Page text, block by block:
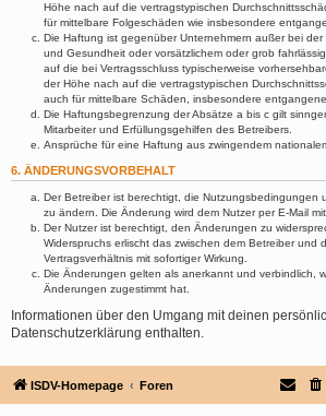
Höhe nach auf die vertragstypischen
für mittelbare Folgeschäden wie insbesondere
Die Haftung ist gegenüber Unternehmern außer bei
und Gesundheit oder vorsätzlichem oder grob
auf die bei Vertragsschluss typischerweise
der Höhe nach auf die vertragstypischen
auch für mittelbare Schäden, insbesondere
Die Haftungsbegrenzung der Absätze a bis c gilt
Mitarbeiter und Erfüllungsgehilfen des Betreibers.
Ansprüche für eine Haftung aus zwingendem
6. ÄNDERUNGSVORBEHALT
Der Betreiber ist berechtigt, die Nutzungsbedingungen
zu ändern. Die Änderung wird dem Nutzer per E-Mail
Der Nutzer ist berechtigt, den Änderungen zu
Widerspruchs erlischt das zwischen dem Betreiber und
Vertragsverhältnis mit sofortiger Wirkung.
Die Änderungen gelten als anerkannt und verbindlich,
Änderungen zugestimmt hat.
Informationen über den Umgang mit deinen
Datenschutzerklärung enthalten.
ISDV-Homepage Foren